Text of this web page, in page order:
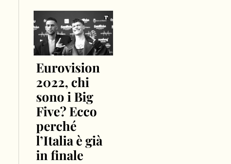
Eurovision
2022, chi
sono i Big
Five? Ecco
perché
l’Italia è già
in finale